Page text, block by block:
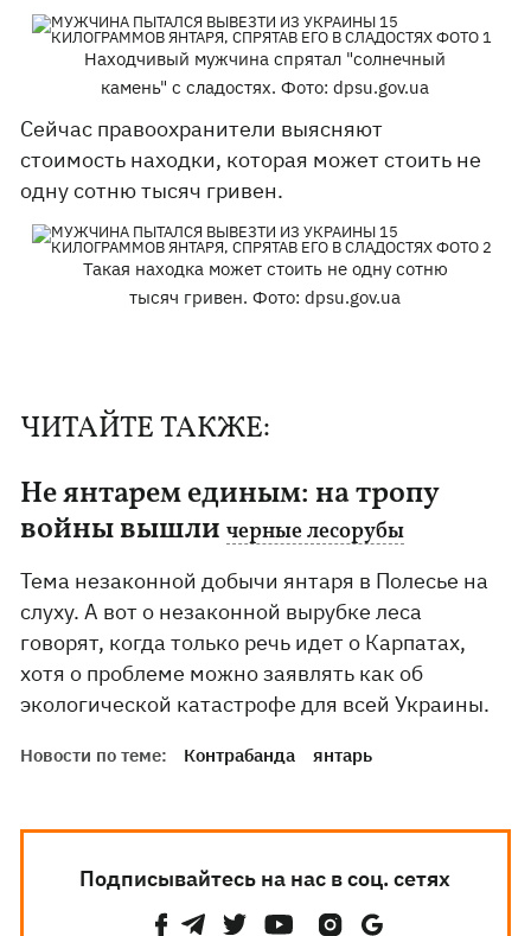
Находчивый мужчина спрятал "солнечный
камень" с сладостях. Фото: dpsu.gov.ua
Сейчас правоохранители выясняют
стоимость находки, которая может стоить не
одну сотню тысяч гривен.
Такая находка может стоить не одну сотню
тысяч гривен. Фото: dpsu.gov.ua
ЧИТАЙТЕ ТАКЖЕ:
Не янтарем единым: на тропу
войны вышличерные лесорубы
Тема незаконной добычи янтаря в Полесье на
слуху. А вот о незаконной вырубке леса
говорят, когда только речь идет о Карпатах,
хотя о проблеме можно заявлять как об
экологической катастрофе для всей Украины.
Новости по теме: Контрабанда янтарь
Подписывайтесь на нас в соц. сетях